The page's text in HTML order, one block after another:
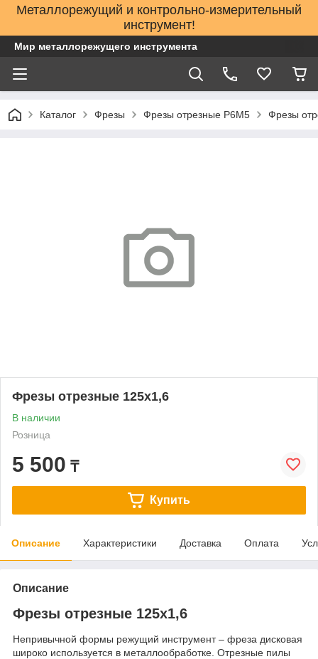
Металлорежущий и контрольно-измерительный
инструмент!
Мир металлорежущего инструмента
Каталог Фрезы Фрезы отрезные Р6М5 Фрезы
Фрезы отрезные 125х1,6
В наличии
Розница
5 500 ₸
Купить
Описание Характеристики Доставка Оплата
Описание
Фрезы отрезные 125х1,6
Непривычной формы режущий инструмент – фреза дисковая
широко используется в металлообработке. Отрезные пилы